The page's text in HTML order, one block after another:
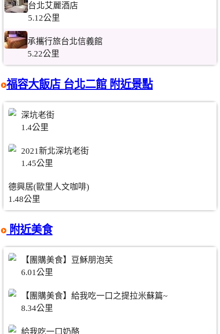
台北艾麗酒店
5.12公里
承攜行旅台北信義館
5.22公里
福容大飯店 台北二館 附近景點
深坑老街
1.4公里
2021新北深坑老街
1.45公里
德興居(歐里人文咖啡)
1.48公里
附近美食
【團購美食】豆穌朋泡芙
6.01公里
【團購美食】給我吃一口之提拉米蘇篇~
8.34公里
給我吃一口奶酪